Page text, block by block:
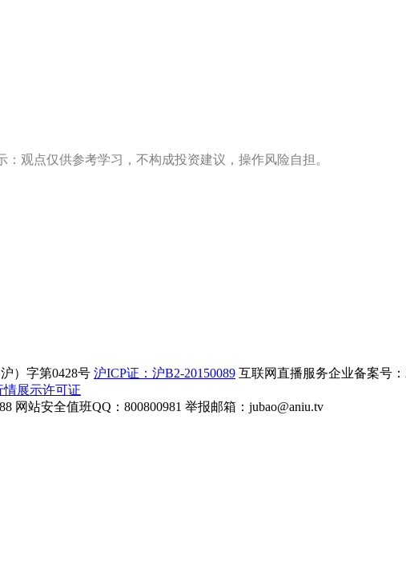
：观点仅供参考学习，不构成投资建议，操作风险自担。
）字第0428号 沪ICP证：沪B2-20150089 互联网直播服务企业备案号：
展示许可证
网站安全值班QQ：800800981 举报邮箱： jubao@aniu.tv